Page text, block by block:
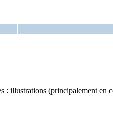
illustrations (principalement en